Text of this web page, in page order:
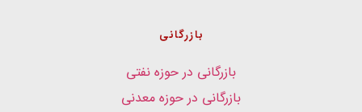
بازرگانی
بازرگانی در حوزه نفتی
بازرگانی در حوزه معدنی